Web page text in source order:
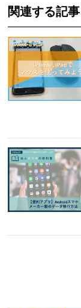
関連する記事